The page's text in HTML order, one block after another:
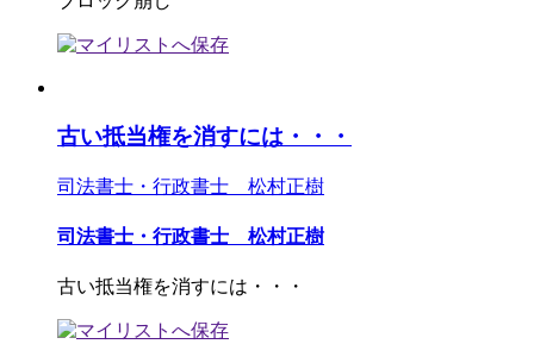
古い抵当権を消すには・・・
司法書士・行政書士 松村正樹
司法書士・行政書士 松村正樹
古い抵当権を消すには・・・